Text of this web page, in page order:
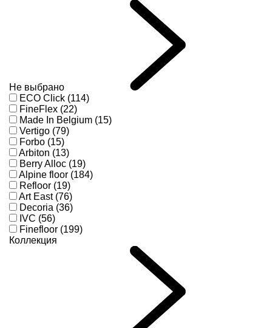
Не выбрано
ECO Click (114)
FineFlex (22)
Made In Belgium (15)
Vertigo (79)
Forbo (15)
Arbiton (13)
Berry Alloc (19)
Alpine floor (184)
Refloor (19)
Art East (76)
Decoria (36)
IVC (56)
Finefloor (199)
Коллекция